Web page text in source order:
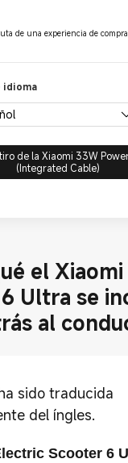
de una experiencia de
idioma
de la Xiaomi 33W
(Integrated Cable)
el
Ultra se
al
sido traducida
del íngles.
Scooter 6